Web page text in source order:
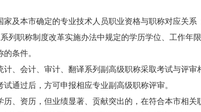
家及本市确定的专业技术人员职业资格与职称对应关系
列职称制度改革实施办法中规定的学历学位、工作年
条件。
计、会计、审计、翻译系列副高级职称采取考试与评审
通过后，方可申报相应专业副高级职称评审。
历、资历，但业绩显著、贡献突出的，在符合本市相关